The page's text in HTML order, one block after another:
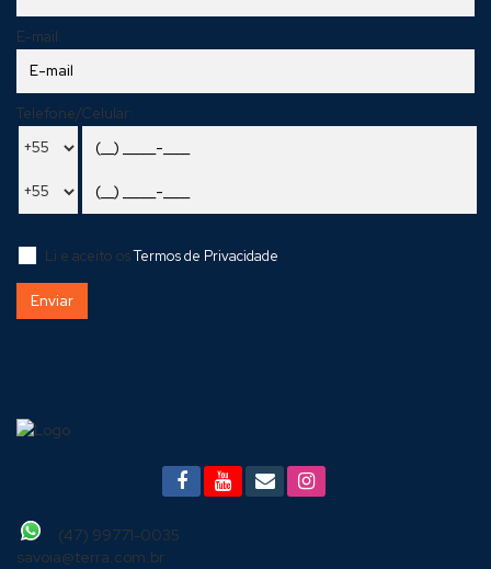
E-mail:
Telefone/Celular:
Li e aceito osTermos de Privacidade
(47) 99771-0035
savoia@terra.com.br